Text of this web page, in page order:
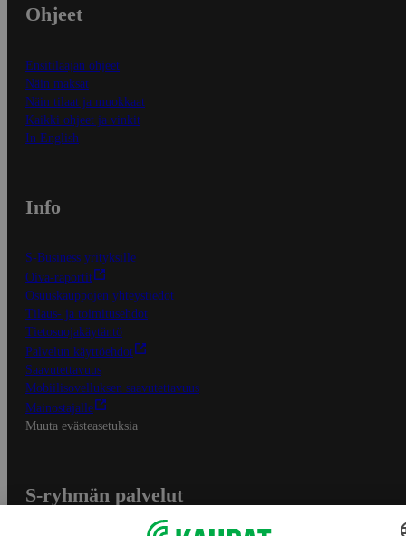
Ohjeet
Ensitilaajan ohjeet
Näin maksat
Näin tilaat ja muokkaat
Kaikki ohjeet ja vinkit
In English
Info
S-Business yrityksille
Oiva-raportit
Osuuskauppojen yhteystiedot
Tilaus- ja toimitusehdot
Tietosuojakäytäntö
Palvelun käyttöehdot
Saavutettavuus
Mobiilisovelluksen saavutettavuus
Mainostajalle
Muuta evästeasetuksia
S-ryhmän palvelut